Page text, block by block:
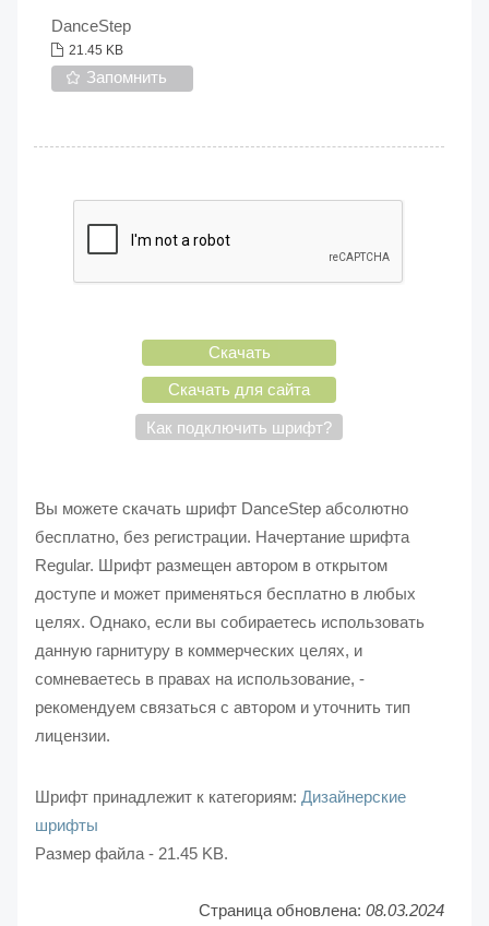
DanceStep
21.45 KB
Запомнить
Скачать
Скачать для сайта
Как подключить шрифт?
Вы можете скачать шрифт DanceStep абсолютно
бесплатно, без регистрации. Начертание шрифта
Regular. Шрифт размещен автором в открытом
доступе и может применяться бесплатно в любых
целях. Однако, если вы собираетесь использовать
данную гарнитуру в коммерческих целях, и
сомневаетесь в правах на использование, -
рекомендуем связаться с автором и уточнить тип
лицензии.
Шрифт принадлежит к категориям: Дизайнерские
шрифты
Размер файла - 21.45 KB.
Страница обновлена: 08.03.2024